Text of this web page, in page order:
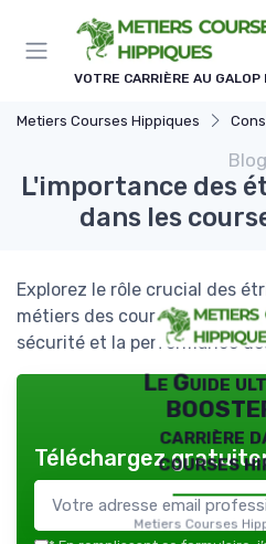
VOTRE CARRIÈRE AU
Metiers Courses Hippiques
Blog
L'importance des
dans les
Explorez le rôle crucial des
métiers des courses
sécurité et la performance
Le Guide
carrière
courses
Metiers Courses
Téléchargez
Panneau de gestion des cookies